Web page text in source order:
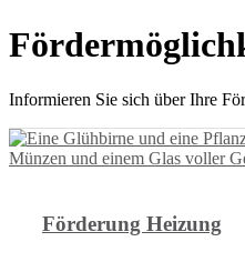
Informieren Sie sich über Ihre
Förderung Heizung